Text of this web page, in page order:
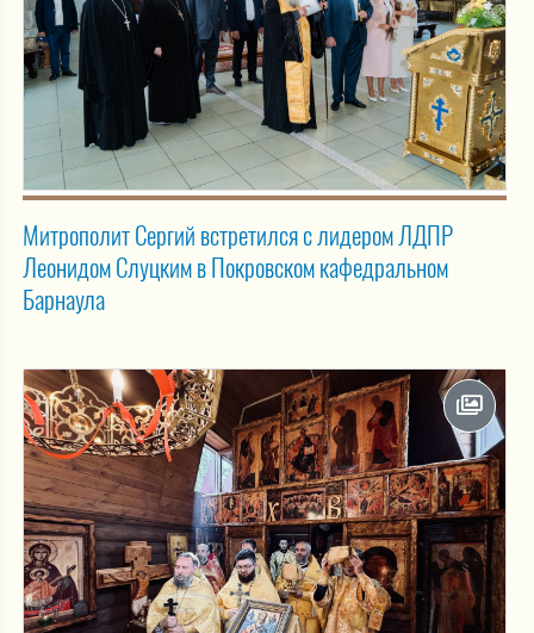
Митрополит Сергий встретился с лидером ЛДПР
Леонидом Слуцким в Покровском кафедральном
Барнаула